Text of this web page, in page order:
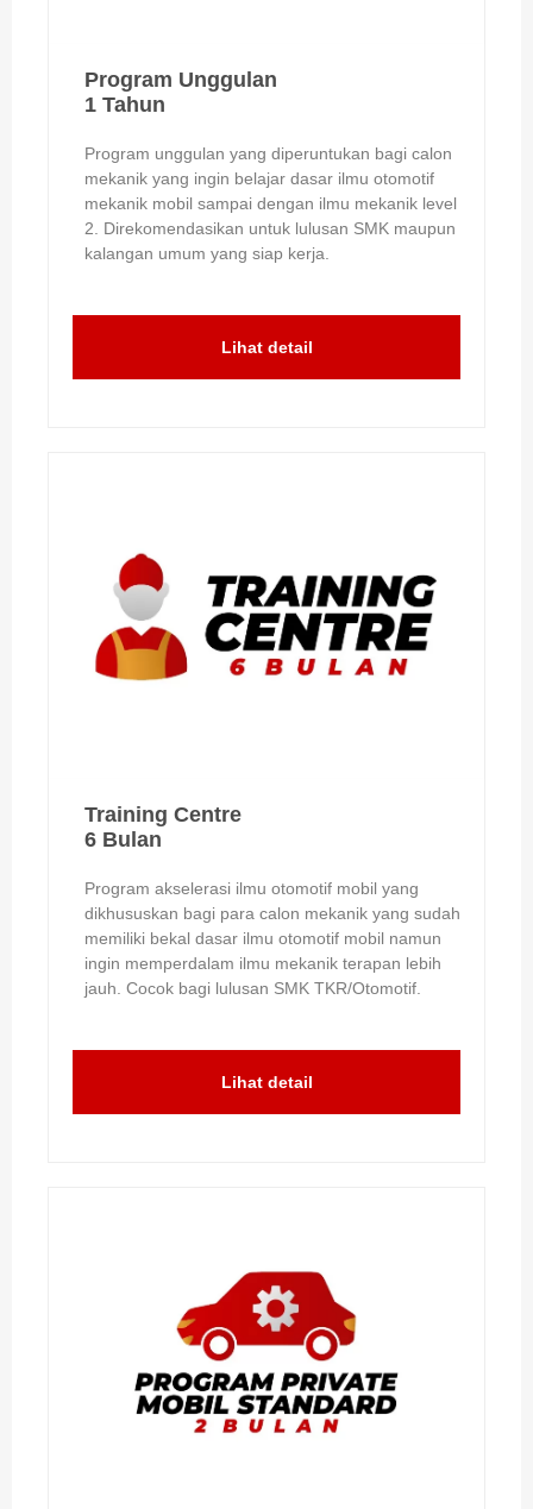
Program Unggulan
1 Tahun
Program unggulan yang diperuntukan bagi calon
mekanik yang ingin belajar dasar ilmu otomotif
mekanik mobil sampai dengan ilmu mekanik level
2. Direkomendasikan untuk lulusan SMK maupun
kalangan umum yang siap kerja.
Lihat detail
Training Centre
6 Bulan
Program akselerasi ilmu otomotif mobil yang
dikhususkan bagi para calon mekanik yang sudah
memiliki bekal dasar ilmu otomotif mobil namun
ingin memperdalam ilmu mekanik terapan lebih
jauh. Cocok bagi lulusan SMK TKR/Otomotif.
Lihat detail